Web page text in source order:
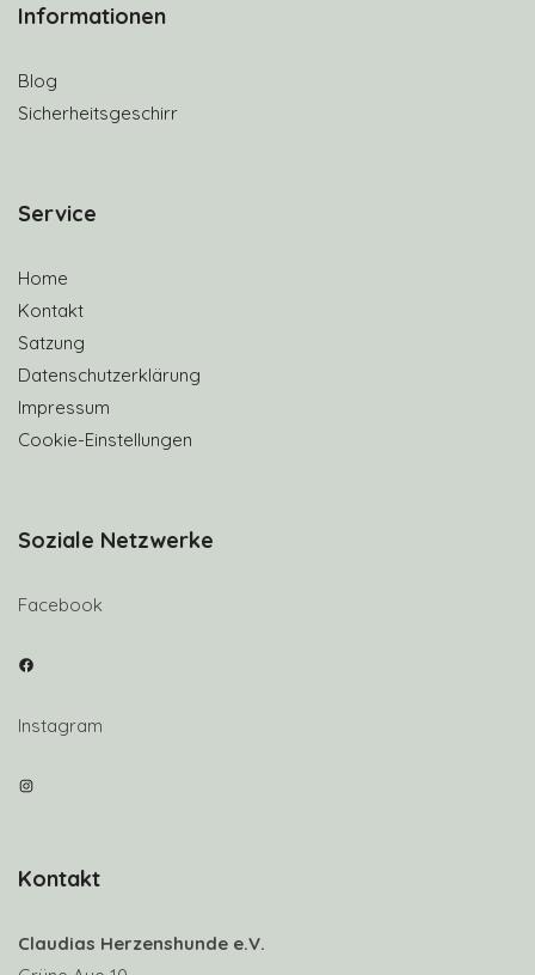
Informationen
Blog
Sicherheitsgeschirr
Service
Home
Kontakt
Satzung
Datenschutzerklärung
Impressum
Cookie-Einstellungen
Soziale Netzwerke
Facebook
Facebook
Instagram
Instagram
Kontakt
Claudias Herzenshunde e.V.